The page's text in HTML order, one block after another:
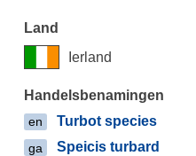
Ierland
en Turbot species
ga Speicis turbard